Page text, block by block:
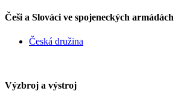
Češi a Slováci ve spojeneckých armádách
Česká družina
Výzbroj a výstroj